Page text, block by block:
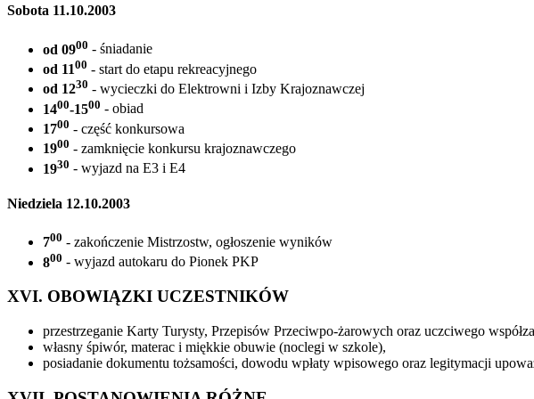
Sobota 11.10.2003
od 0900 - śniadanie
od 1100 - start do etapu rekreacyjnego
od 1230 - wycieczki do Elektrowni i Izby Krajoznawczej
1400-1500 - obiad
1700 - część konkursowa
1900 - zamknięcie konkursu krajoznawczego
1930 - wyjazd na E3 i E4
Niedziela 12.10.2003
700 - zakończenie Mistrzostw, ogłoszenie wyników
800 - wyjazd autokaru do Pionek PKP
XVI. OBOWIĄZKI UCZESTNIKÓW
przestrzeganie Karty Turysty, Przepisów Przeciwpo-żarowych oraz uczciwego
własny śpiwór, materac i miękkie obuwie (noclegi w szkole),
posiadanie dokumentu tożsamości, dowodu wpłaty wpisowego oraz legitymacji